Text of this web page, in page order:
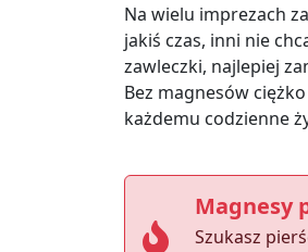
Na wielu imprezach
jakiś czas, inni nie
zawleczki, najlepiej
Bez magnesów
każdemu codzienne
Magnesy
Szukasz